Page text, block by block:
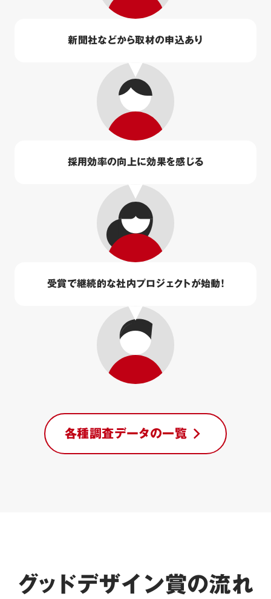
新聞社などから取材の申込あり
採用効率の向上に効果を感じる
受賞で継続的な社内プロジェクトが始動！
各種調査データの一覧
グッドデザイン賞の流れ